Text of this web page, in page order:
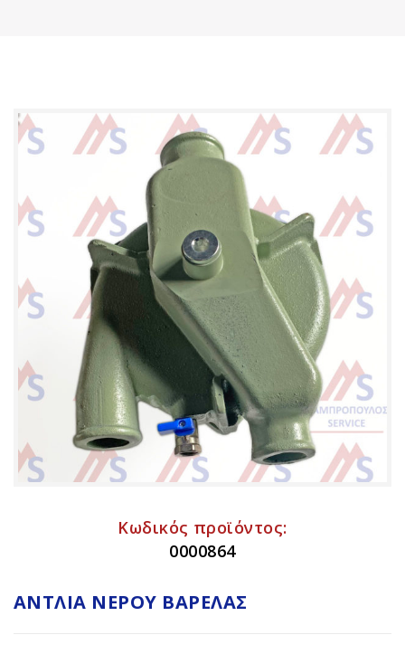
Κωδικός προϊόντος:
0000864
ΑΝΤΛΊΑ ΝΕΡΟΎ ΒΑΡΈΛΑΣ